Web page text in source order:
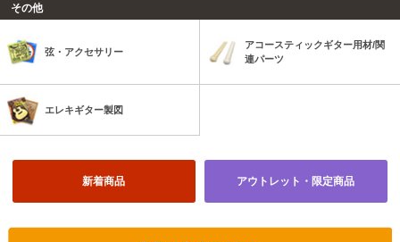
その他
弦・アクセサリー
アコースティックギター用材/関
連パーツ
エレキギター製図
新着商品 アウトレット・限定商品